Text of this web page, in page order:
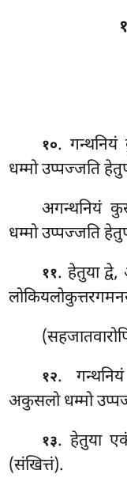
१०. गन्थनियं
धम्मो उप्पज्जति
अगन्थनियं
धम्मो उप्पज्जति
११. हेतुया
१२.
अकुसलो धम्मो
१३. हेतुया
(संखित्तं).